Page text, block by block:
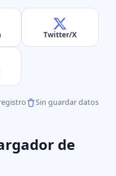
Twitter/X
Sin guardar datos
de